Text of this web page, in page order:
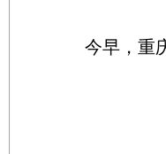
今早，重庆